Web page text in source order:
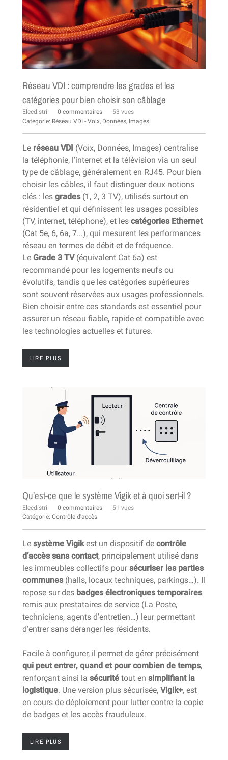
Réseau VDI : comprendre les grades et les
catégories pour bien choisir son câblage
Elecdistri 0 commentaires
53 vues
Catégorie: Réseau VDI - Voix, Données, Images
Le réseau VDI (Voix, Données, Images) centralise
la téléphonie, l’internet et la télévision via un seul
type de câblage, généralement en RJ45. Pour bien
choisir les câbles, il faut distinguer deux notions
clés : les grades(1, 2, 3 TV), utilisés surtout en
résidentiel et qui définissent les usages possibles
(TV, internet, téléphone), et les catégories Ethernet
(Cat 5e, 6, 6a, 7...), qui mesurent les performances
réseau en termes de débit et de fréquence.
Le Grade 3 TV(équivalent Cat 6a) est
recommandé pour les logements neufs ou
évolutifs, tandis que les catégories supérieures
sont souvent réservées aux usages professionnels.
Bien choisir entre ces standards est essentiel pour
assurer un réseau fiable, rapide et compatible avec
les technologies actuelles et futures.
LIRE PLUS
Qu’est-ce que le système Vigik et à quoi sert-il ?
Elecdistri 0 commentaires
51 vues
Catégorie: Contrôle d'accès
Le système Vigikest un dispositif de contrôle
d’accès sans contact, principalement utilisé dans
les immeubles collectifs pour sécuriser les parties
communes(halls, locaux techniques, parkings…). Il
repose sur des badges électroniques temporaires
remis aux prestataires de service (La Poste,
techniciens, agents d’entretien…) leur permettant
d’entrer sans déranger les résidents.
Facile à configurer, il permet de gérer précisément
qui peut entrer, quand et pour combien de temps,
renforçant ainsi la sécurité tout en simplifiant la
logistique. Une version plus sécurisée, Vigik+, est
en cours de déploiement pour lutter contre la copie
de badges et les accès frauduleux.
LIRE PLUS